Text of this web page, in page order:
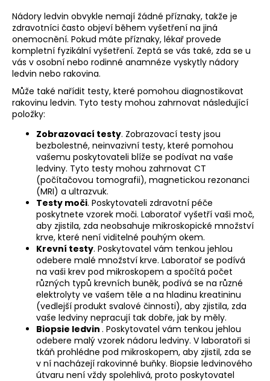
Nádory ledvin obvykle nemají žádné příznaky, takže je
zdravotníci často objeví během vyšetření na jiná
onemocnění. Pokud máte příznaky, lékař provede
kompletní fyzikální vyšetření. Zeptá se vás také, zda se u
vás v osobní nebo rodinné anamnéze vyskytly nádory
ledvin nebo rakovina.
Může také nařídit testy, které pomohou diagnostikovat
rakovinu ledvin. Tyto testy mohou zahrnovat následující
položky:
Zobrazovací testy. Zobrazovací testy jsou
bezbolestné, neinvazivní testy, které pomohou
vašemu poskytovateli blíže se podívat na vaše
ledviny. Tyto testy mohou zahrnovat CT
(počítačovou tomografii), magnetickou rezonanci
(MRI) a ultrazvuk.
Testy moči. Poskytovateli zdravotní péče
poskytnete vzorek moči. Laboratoř vyšetří vaši moč,
aby zjistila, zda neobsahuje mikroskopické množství
krve, které není viditelné pouhým okem.
Krevní testy. Poskytovatel vám tenkou jehlou
odebere malé množství krve. Laboratoř se podívá
na vaši krev pod mikroskopem a spočítá počet
různých typů krevních buněk, podívá se na různé
elektrolyty ve vašem těle a na hladinu kreatininu
(vedlejší produkt svalové činnosti), aby zjistila, zda
vaše ledviny nepracují tak dobře, jak by měly.
Biopsie ledvin . Poskytovatel vám tenkou jehlou
odebere malý vzorek nádoru ledviny. V laboratoři si
tkáň prohlédne pod mikroskopem, aby zjistil, zda se
v ní nacházejí rakovinné buňky. Biopsie ledvinového
útvaru není vždy spolehlivá, proto poskytovatel